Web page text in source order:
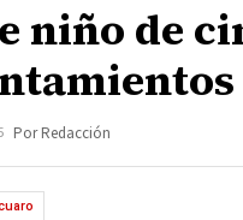
niño de
Por Redacción